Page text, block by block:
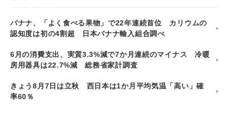
バナナ、「よく食べる果物」で22年連続首位 カリウムの
認知度は初の4割超 日本バナナ輸入組合調べ
6月の消費支出、実質3.3%減で7か月連続のマイナス 冷暖
房用器具は22.7%減 総務省家計調査
きょう8月7日は立秋 西日本は1か月平均気温「高い」確
率60％